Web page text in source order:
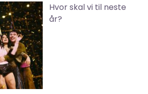
Hvor skal vi til neste
år?